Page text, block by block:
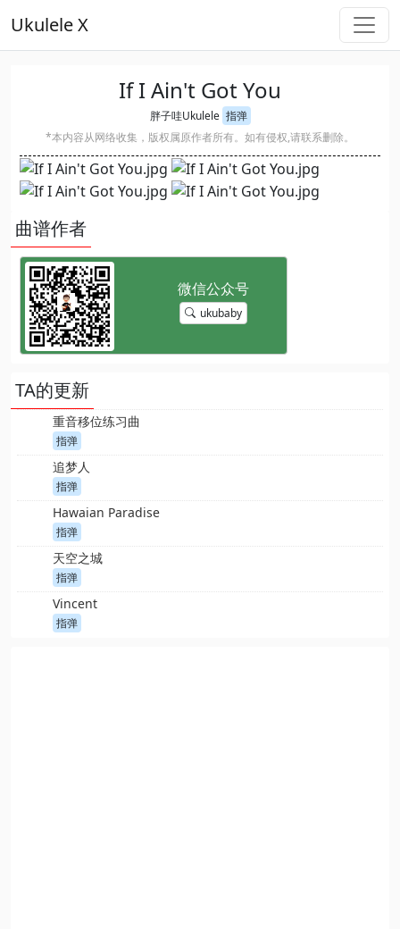
Ukulele X
If I Ain't Got You
胖子哇Ukulele 指弹
*本内容从网络收集，版权属原作者所有。如有侵权,请联系删除。
曲谱作者
ukubaby
TA的更新
重音移位练习曲
指弹
追梦人
指弹
Hawaian Paradise
指弹
天空之城
指弹
Vincent
指弹